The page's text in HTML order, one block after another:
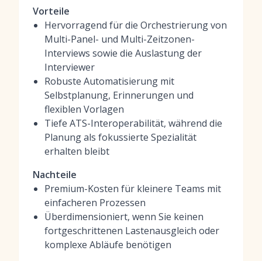
Vorteile
Hervorragend für die Orchestrierung von
Multi-Panel- und Multi-Zeitzonen-
Interviews sowie die Auslastung der
Interviewer
Robuste Automatisierung mit
Selbstplanung, Erinnerungen und
flexiblen Vorlagen
Tiefe ATS-Interoperabilität, während die
Planung als fokussierte Spezialität
erhalten bleibt
Nachteile
Premium-Kosten für kleinere Teams mit
einfacheren Prozessen
Überdimensioniert, wenn Sie keinen
fortgeschrittenen Lastenausgleich oder
komplexe Abläufe benötigen